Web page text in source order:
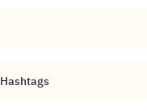
Hashtags